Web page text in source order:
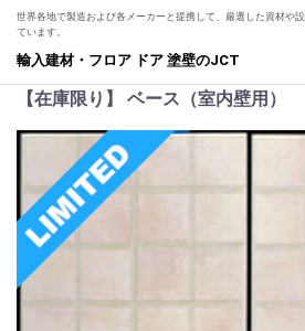
世界各地で製造および各メーカーと提携して、厳選した資材や
ています。
輸入建材・フロア ドア 塗壁のJCT
【在庫限り】 ベース（室内壁用）